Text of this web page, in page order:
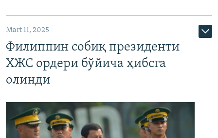
Mart 11, 2025
Филиппин собиқ президенти
ХЖС ордери бўйича ҳибсга
олинди